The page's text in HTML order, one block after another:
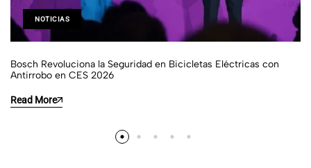
NOTICIAS
Bosch Revoluciona la Seguridad en Bicicletas Eléctricas con
Antirrobo en CES 2026
Read More